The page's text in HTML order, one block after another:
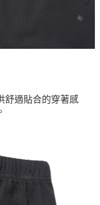
舒適貼合的穿著感